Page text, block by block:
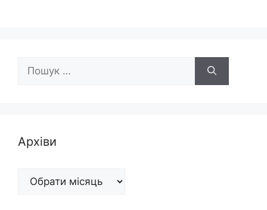
Архіви
Архіви